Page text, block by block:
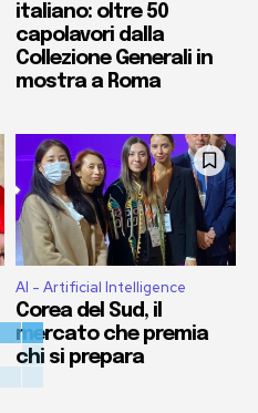
italiano: oltre 50
capolavori dalla
Collezione Generali in
mostra a Roma
AI - Artificial Intelligence
Corea del Sud, il
mercato che premia
chi si prepara